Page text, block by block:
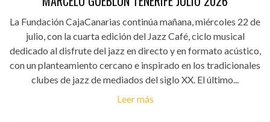
La Fundación CajaCanarias continúa mañana, miércoles 22 de
julio, con la cuarta edición del Jazz Café, ciclo musical
dedicado al disfrute del jazz en directo y en formato acústico,
con un planteamiento cercano e inspirado en los tradicionales
clubes de jazz de mediados del siglo XX. El último...
Leer más